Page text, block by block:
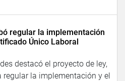
regular la implementación
Único Laboral
destacó el proyecto de ley,
regular la implementación y el